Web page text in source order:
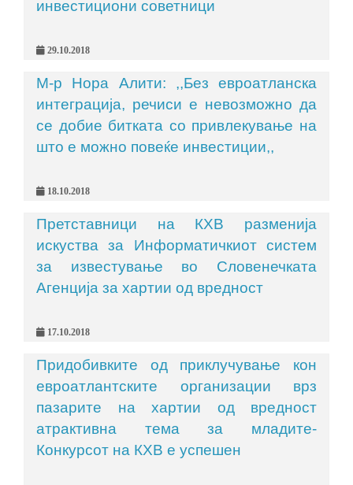
инвестициони советници
29.10.2018
М-р Нора Алити: ,,Без евроатланска
интеграција, речиси е невозможно да
се добие битката со привлекување на
што е можно повеќе инвестиции,,
18.10.2018
Претставници на КХВ разменија
искуства за Информатичкиот систем
за известување во Словенечката
Агенција за хартии од вредност
17.10.2018
Придобивките од приклучување кон
евроатлантските организации врз
пазарите на хартии од вредност
атрактивна тема за младите-
Конкурсот на КХВ е успешен